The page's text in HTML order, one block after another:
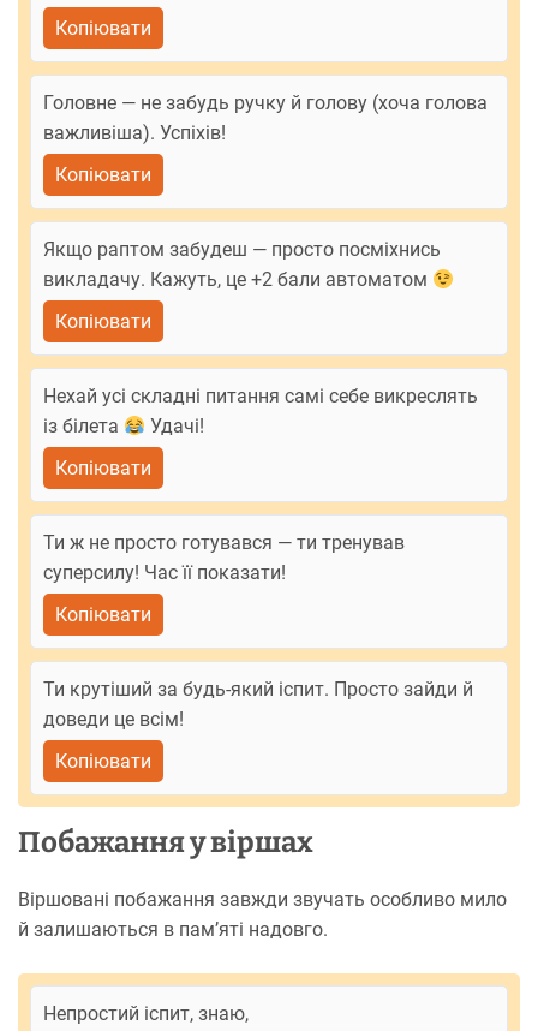
Копіювати
Головне — не забудь ручку й голову (хоча голова
важливіша). Успіхів!
Копіювати
Якщо раптом забудеш — просто посміхнись
викладачу. Кажуть, це +2 бали автоматом
Копіювати
Нехай усі складні питання самі себе викреслять
із білета
Удачі!
Копіювати
Ти ж не просто готувався — ти тренував
суперсилу! Час її показати!
Копіювати
Ти крутіший за будь-який іспит. Просто зайди й
доведи це всім!
Копіювати
Побажання у віршах
Віршовані побажання завжди звучать особливо мило
й залишаються в пам’яті надовго.
Непростий іспит, знаю,